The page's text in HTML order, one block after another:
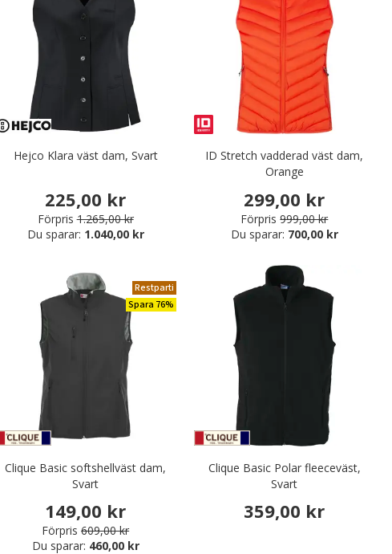
Hejco Klara väst dam, Svart
225,00 kr
Förpris 1.265,00 kr
Du sparar: 1.040,00 kr
ID Stretch vadderad väst dam,
Orange
299,00 kr
Förpris 999,00 kr
Du sparar: 700,00 kr
Restparti
Spara 76%
Clique Basic softshellväst dam,
Svart
149,00 kr
Förpris 609,00 kr
Du sparar: 460,00 kr
Clique Basic Polar fleeceväst,
Svart
359,00 kr